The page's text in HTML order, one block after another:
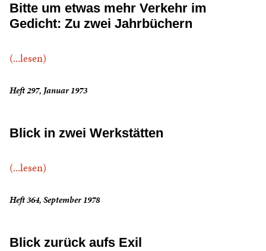
Bitte um etwas mehr Verkehr im
Gedicht: Zu zwei Jahrbüchern
(...lesen)
Heft 297, Januar 1973
Blick in zwei Werkstätten
(...lesen)
Heft 364, September 1978
Blick zurück aufs Exil